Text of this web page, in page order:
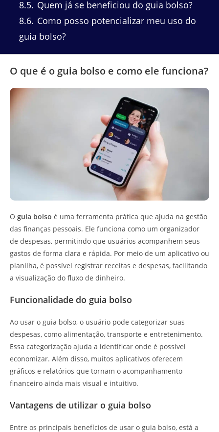
8.5 Quem já se beneficiou do guia bolso?
8.6 Como posso potencializar meu uso do
guia bolso?
O que é o guia bolso e como ele funciona?
O guia bolso é uma ferramenta prática que ajuda na gestão
das finanças pessoais. Ele funciona como um organizador
de despesas, permitindo que usuários acompanhem seus
gastos de forma clara e rápida. Por meio de um aplicativo ou
planilha, é possível registrar receitas e despesas, facilitando
a visualização do fluxo de dinheiro.
Funcionalidade do guia bolso
Ao usar o guia bolso, o usuário pode categorizar suas
despesas, como alimentação, transporte e entretenimento.
Essa categorização ajuda a identificar onde é possível
economizar. Além disso, muitos aplicativos oferecem
gráficos e relatórios que tornam o acompanhamento
financeiro ainda mais visual e intuitivo.
Vantagens de utilizar o guia bolso
Entre os principais benefícios de usar o guia bolso, está a